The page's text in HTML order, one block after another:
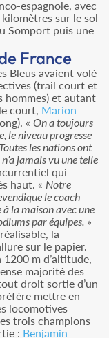
espagnole, avec
kilomètres sur le sol
Somport puis une
France
Bleus avaient volé
(trail court et
hommes) et autant
court, Marion
« On a toujours
le niveau progresse
Toutes les nations ont
jamais vu une telle
qui
haut. « Notre
le coach
la maison avec une
par équipes. »
la
sur le papier.
m d’altitude,
majorité des
droit sortie d’un
mettre en
locomotives
trois champions
: Benjamin